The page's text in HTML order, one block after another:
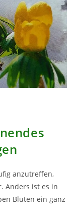
anzutreffen,
Anders ist es in
Blüten ein ganz